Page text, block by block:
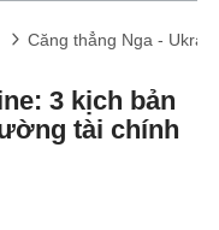
Căng thẳng Nga -
3 kịch bản
tài chính